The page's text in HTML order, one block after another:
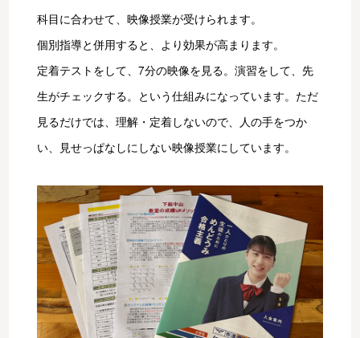
科目に合わせて、映像授業が受けられます。
個別指導と併用すると、より効果が高まります。
定着テストをして、7分の映像を見る。演習をして、先
生がチェックする。という仕組みになっています。ただ
見るだけでは、理解・定着しないので、人の手をつか
い、見せっぱなしにしない映像授業にしています。